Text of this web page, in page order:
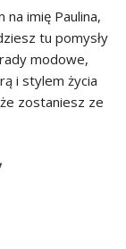
na imię Paulina,
tu pomysły
modowe,
i stylem życia
zostaniesz ze